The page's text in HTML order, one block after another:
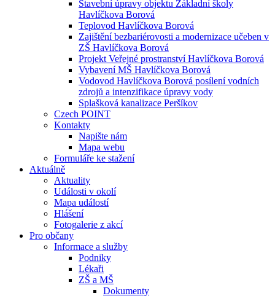
Stavební úpravy objektu Základní školy
Havlíčkova Borová
Teplovod Havlíčkova Borová
Zajištění bezbariérovosti a modernizace učeben v
ZŠ Havlíčkova Borová
Projekt Veřejné prostranství Havlíčkova Borová
Vybavení MŠ Havlíčkova Borová
Vodovod Havlíčkova Borová posílení vodních
zdrojů a intenzifikace úpravy vody
Splašková kanalizace Peršíkov
Czech POINT
Kontakty
Napište nám
Mapa webu
Formuláře ke stažení
Aktuálně
Aktuality
Události v okolí
Mapa událostí
Hlášení
Fotogalerie z akcí
Pro občany
Informace a služby
Podniky
Lékaři
ZŠ a MŠ
Dokumenty